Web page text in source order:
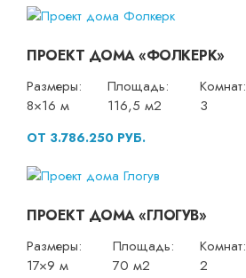
ПРОЕКТ ДОМА «ФОЛКЕРК»
Размеры:
8×16 м
Площадь:
116,5 м2
Комнат:
3
ОТ 3.786.250 РУБ.
ПРОЕКТ ДОМА «ГЛОГУВ»
Размеры:
17×9 м
Площадь:
70 м2
Комнат:
2